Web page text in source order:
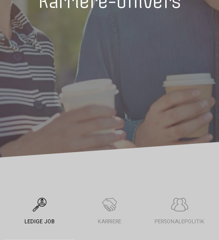
højt kvalitetsniveau.
Områdets største uddannelsesinstitution
Tradium er områdets største uddannelsesinstitution med ca. 2.800
årselever, og et nært samarbejde med områdets øvrige
uddannelsesinstitutioner, virksomheder og kommuner. Skolen
deltager i netværkssamarbejde med Østjyske Erhvervsskoler, er en
del af VEU Center Midtøst og har samarbejde med en række
uddannelsesinstitutioner om udviklingsarbejde og bedre
uddannelsesdækning.
Har du fået lyst til at vide mere om Tradium, kan du orientere dig i
vores karriere-univers, på hjemmesiden i øvrigt samt på de sociale
medier.
Hvis du på et tidspunkt kommer ombord på Tradium som ny
medarbejder, vil vi glæde os til at byde dig velkommen.
LEDIGE JOB KARRIERE PERSONALEPOLITIK